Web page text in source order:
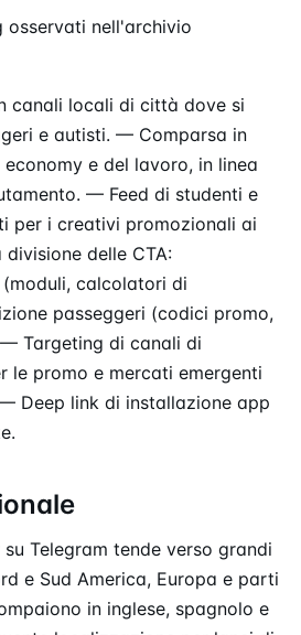
osservati nell'archivio
canali locali di città dove si
e autisti. — Comparsa in
e del lavoro, in linea
— Feed di studenti e
per i creativi promozionali ai
delle CTA:
calcolatori di
passeggeri (codici promo,
Targeting di canali di
le promo e mercati emergenti
Deep link di installazione app
Telegram tende verso grandi
e Sud America, Europa e parti
in inglese, spagnolo e